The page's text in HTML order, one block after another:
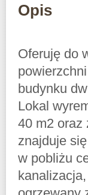
Opis
Oferuję do
budynku
Lokal
40 m2 oraz
znajduje
w pobliżu